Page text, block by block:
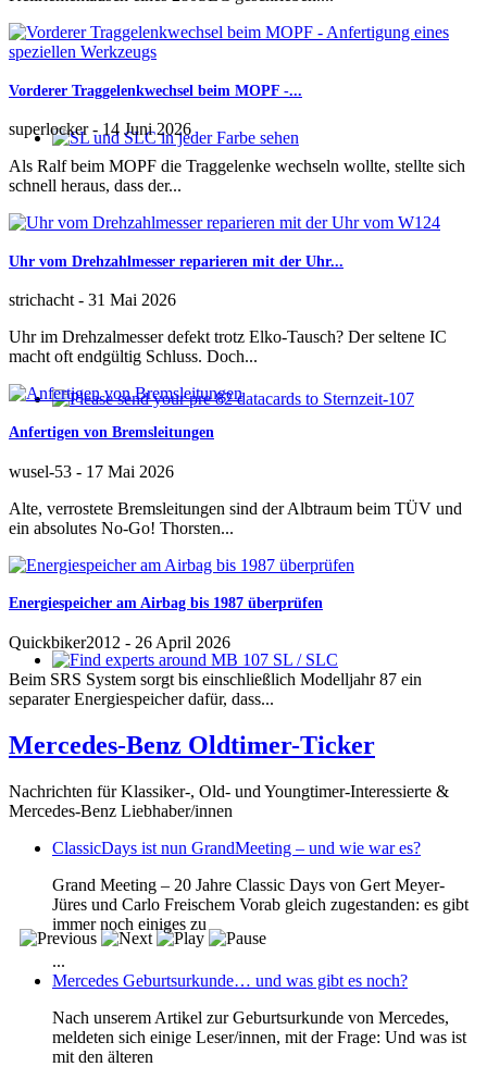
SL und SLC in jeder Farbe sehen
Find experts around MB 107 SL / SLC
Vorderer Traggelenkwechsel beim MOPF -...
superlocker- 14 Juni 2026
Als Ralf beim MOPF die Traggelenke wechseln wollte, stellte sich
schnell heraus, dass der...
Uhr vom Drehzahlmesser reparieren mit der Uhr...
strichacht- 31 Mai 2026
Uhr im Drehzalmesser defekt trotz Elko-Tausch? Der seltene IC
macht oft endgültig Schluss. Doch...
Anfertigen von Bremsleitungen
wusel-53 - 17 Mai 2026
Alte, verrostete Bremsleitungen sind der Albtraum beim TÜV und
ein absolutes No-Go! Thorsten...
Energiespeicher am Airbag bis 1987 überprüfen
Quickbiker2012 - 26 April 2026
Beim SRS System sorgt bis einschließlich Modelljahr 87 ein
separater Energiespeicher dafür, dass...
Mercedes-Benz Oldtimer-Ticker
Nachrichten für Klassiker-, Old- und Youngtimer-Interessierte &
Mercedes-Benz Liebhaber/innen
ClassicDays ist nun GrandMeeting – und wie war es?
Grand Meeting – 20 Jahre Classic Days von Gert Meyer-
Jüres und Carlo Freischem Vorab gleich zugestanden: es gibt
immer noch einiges zu
...
Mercedes Geburtsurkunde… und was gibt es noch?
Nach unserem Artikel zur Geburtsurkunde von Mercedes,
meldeten sich einige Leser/innen, mit der Frage: Und was ist
mit den älteren